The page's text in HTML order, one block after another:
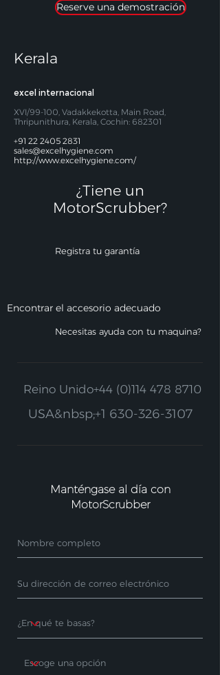
Reserve una demostración
Kerala
excel internacional
XVI/99-100, Vadakkekotta, Main Road,
Thripunithura, Kerala, Cochin: 682301
+91 22 2405 2831
sales@excelhygiene.com
http://www.excelhygiene.com/
¿Tiene un
MotorScrubber?​
Registra tu garantía
Encontrar el accesorio adecuado
Necesitas ayuda con tu maquina?
Reino Unido+44 (0)114 478 8710
USA&nbsp;+1 630-326-3107
Manténgase al día con
MotorScrubber